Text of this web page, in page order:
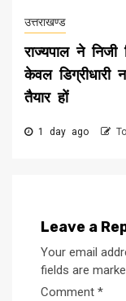
उत्तराखण्ड
राज्यपाल ने
केवल डिग्रीधारी
तैयार हों
1 day ago
Leave a
Your email
fields are
Comment *